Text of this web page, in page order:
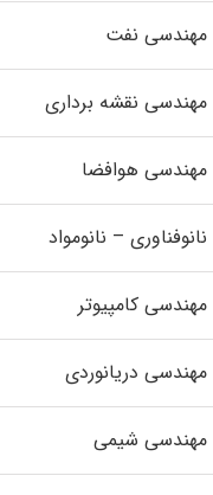
مهندسی نفت
نقشه برداری
مهندسی هوافضا
– نانومواد
کامپیوتر
دریانوردی
مهندسی شیمی